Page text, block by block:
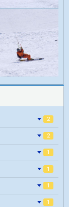
2
2
1
1
1
1